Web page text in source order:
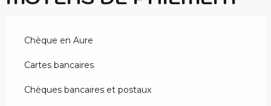
Chèque en Aure
Cartes bancaires
Chèques bancaires et postaux